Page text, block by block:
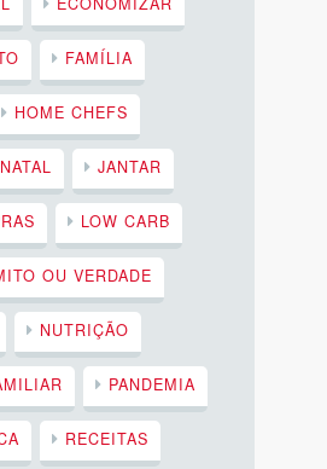
FAMÍLIA
HOME CHEFS
JANTAR
LOW CARB
OU VERDADE
NUTRIÇÃO
PANDEMIA
RECEITAS